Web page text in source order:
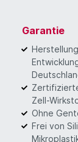
Garantie
Zell-
Ohne
Frei von